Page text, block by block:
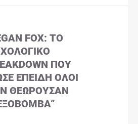
FOX: ΤΟ
ΠΟΥ
ΕΠΕΙΔΉ ΌΛΟΙ
ΘΕΩΡΟΎΣΑΝ